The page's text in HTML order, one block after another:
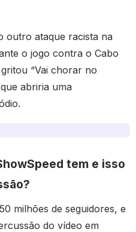
outro ataque racista na
o jogo contra o Cabo
“Vai chorar no
abriria uma
tem e isso
milhões de seguidores, e
do vídeo em